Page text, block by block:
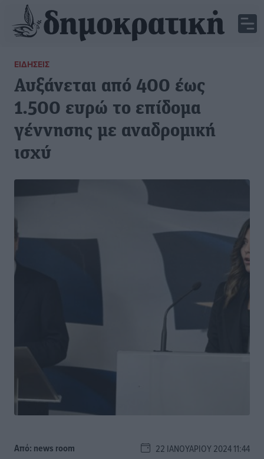
ΕΙΔΉΣΕΙΣ
Αυξάνεται από 400 έως
1.500 ευρώ το επίδομα
γέννησης με αναδρομική
ισχύ
Από: news room 22 ΙΑΝΟΥΑΡΊΟΥ 2024 11:44